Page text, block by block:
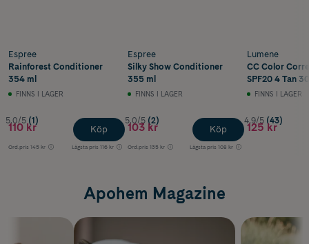
Espree
Rainforest Conditioner
354 ml
FINNS I LAGER
5.0/5 (1)
110 kr
Ord.pris 145 kr Lägsta pris 116 kr
Köp
Espree
Silky Show Conditioner
355 ml
FINNS I LAGER
5.0/5 (2)
103 kr
Ord.pris 135 kr Lägsta pris 108 kr
Köp
Lumene
CC Color
SPF20 4 Tan
FINNS I LAGER
4.9/5 (43)
125 kr
Apohem Magazine